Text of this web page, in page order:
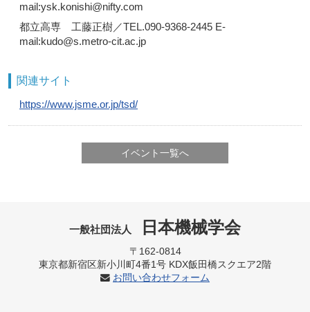
mail:ysk.konishi@nifty.com
都立高専 工藤正樹／TEL.090-9368-2445 E-
mail:kudo@s.metro-cit.ac.jp
関連サイト
https://www.jsme.or.jp/tsd/
イベント一覧へ
一般社団法人 日本機械学会
〒162-0814
東京都新宿区新小川町4番1号 KDX飯田橋スクエア2階
お問い合わせフォーム